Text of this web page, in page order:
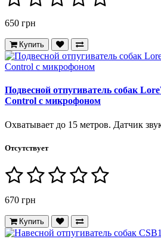
650 грн
Купить
Подвесной отпугиватель собак
Control с микрофоном
Охватывает до 15 метров. Датчик
Отсутствует
670 грн
Купить